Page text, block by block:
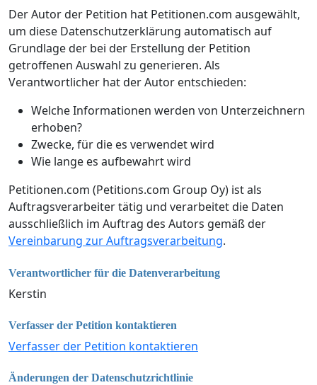
Der Autor der Petition hat Petitionen.com ausgewählt,
um diese Datenschutzerklärung automatisch auf
Grundlage der bei der Erstellung der Petition
getroffenen Auswahl zu generieren. Als
Verantwortlicher hat der Autor entschieden:
Welche Informationen werden von Unterzeichnern
erhoben?
Zwecke, für die es verwendet wird
Wie lange es aufbewahrt wird
Petitionen.com (Petitions.com Group Oy) ist als
Auftragsverarbeiter tätig und verarbeitet die Daten
ausschließlich im Auftrag des Autors gemäß der
Vereinbarung zur Auftragsverarbeitung.
Verantwortlicher für die Datenverarbeitung
Kerstin
Verfasser der Petition kontaktieren
Verfasser der Petition kontaktieren
Änderungen der Datenschutzrichtlinie